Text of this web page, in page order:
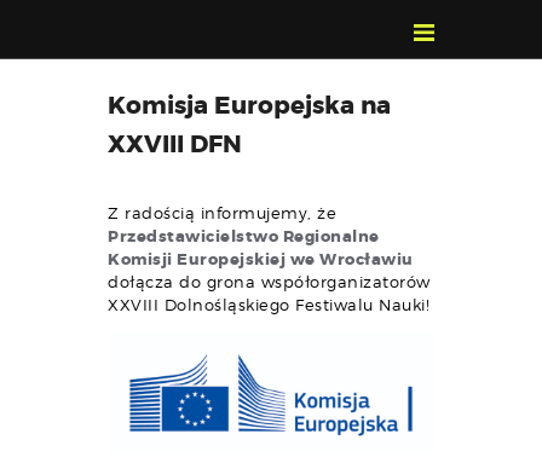
POZNAJ, POLUB,
PAMIĘTAJ!
KONTAKT
WYSZUKIWARKA
WYDARZEŃ
Komisja Europejska na
XXVIII DFN
Z radością informujemy, że
Przedstawicielstwo Regionalne
Komisji Europejskiej we Wrocławiu
dołącza do grona współorganizatorów
XXVIII Dolnośląskiego Festiwalu Nauki!